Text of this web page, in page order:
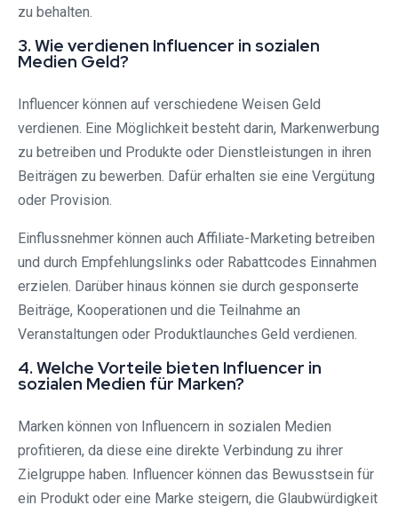
zu behalten.
3. Wie verdienen Influencer in sozialen
Medien Geld?
Influencer können auf verschiedene Weisen Geld
verdienen. Eine Möglichkeit besteht darin, Markenwerbung
zu betreiben und Produkte oder Dienstleistungen in ihren
Beiträgen zu bewerben. Dafür erhalten sie eine Vergütung
oder Provision.
Einflussnehmer können auch Affiliate-Marketing betreiben
und durch Empfehlungslinks oder Rabattcodes Einnahmen
erzielen. Darüber hinaus können sie durch gesponserte
Beiträge, Kooperationen und die Teilnahme an
Veranstaltungen oder Produktlaunches Geld verdienen.
4. Welche Vorteile bieten Influencer in
sozialen Medien für Marken?
Marken können von Influencern in sozialen Medien
profitieren, da diese eine direkte Verbindung zu ihrer
Zielgruppe haben. Influencer können das Bewusstsein für
ein Produkt oder eine Marke steigern, die Glaubwürdigkeit